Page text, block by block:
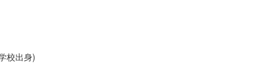
校出身)